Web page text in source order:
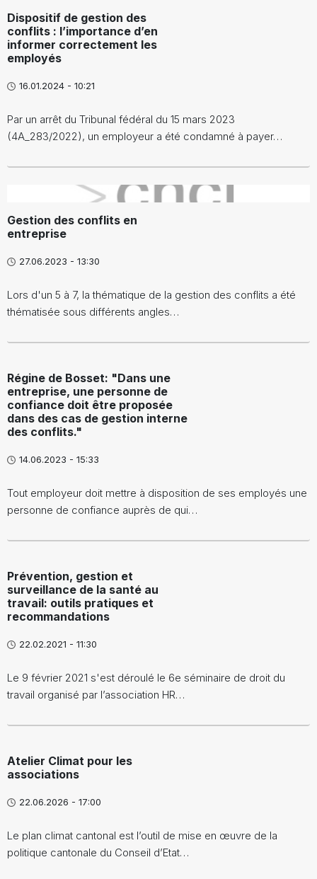
Dispositif de gestion des
conflits : l’importance d’en
informer correctement les
employés
16.01.2024 - 10:21
Par un arrêt du Tribunal fédéral du 15 mars 2023
(4A_283/2022), un employeur a été condamné à payer…
Gestion des conflits en
entreprise
27.06.2023 - 13:30
Lors d'un 5 à 7, la thématique de la gestion des conflits a été
thématisée sous différents angles…
Régine de Bosset: "Dans une
entreprise, une personne de
confiance doit être proposée
dans des cas de gestion interne
des conflits."
14.06.2023 - 15:33
Tout employeur doit mettre à disposition de ses employés une
personne de confiance auprès de qui…
Prévention, gestion et
surveillance de la santé au
travail: outils pratiques et
recommandations
22.02.2021 - 11:30
Le 9 février 2021 s'est déroulé le 6e séminaire de droit du
travail organisé par l’association HR…
Atelier Climat pour les
associations
22.06.2026 - 17:00
Le plan climat cantonal est l’outil de mise en œuvre de la
politique cantonale du Conseil d’Etat…